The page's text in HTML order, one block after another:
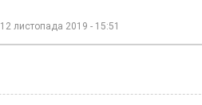
12 листопада 2019 - 15:51